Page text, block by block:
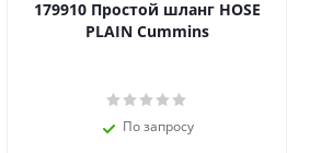
179910 Простой шланг HOSE
PLAIN Cummins
По запросу